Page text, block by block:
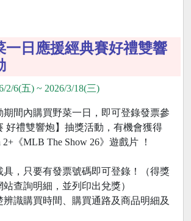
一日應援經典賽好禮雙響
2/6(五) ~ 2026/3/18(三)
期間內購買野菜一日，即可登錄發票參
好禮雙響炮】抽獎活動，有機會獲得
2+《MLB The Show 26》遊戲片 ！
，只要有發票號碼即可登錄！（得獎
查詢明細，並列印出兌獎）
識購買時間、購買通路及商品明細及